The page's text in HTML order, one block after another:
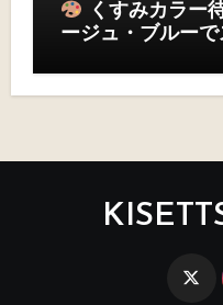
くすみカラー
ージュ・ブルー